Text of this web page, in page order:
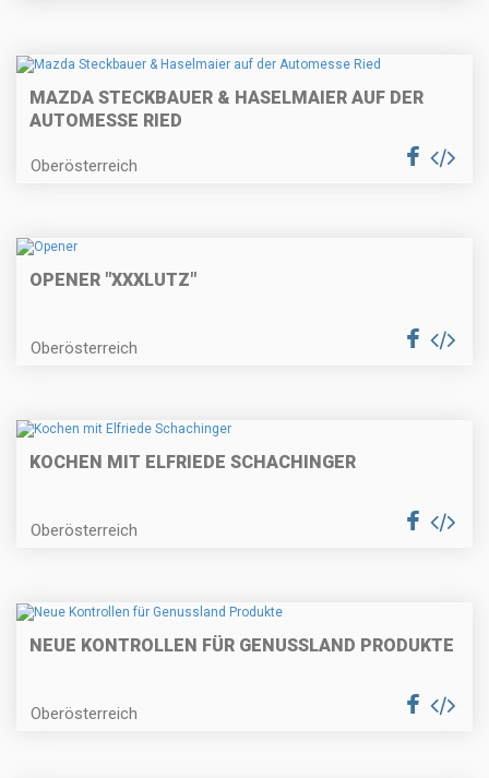
MAZDA STECKBAUER & HASELMAIER AUF DER
AUTOMESSE RIED
Oberösterreich
OPENER "XXXLUTZ"
Oberösterreich
KOCHEN MIT ELFRIEDE SCHACHINGER
Oberösterreich
NEUE KONTROLLEN FÜR GENUSSLAND PRODUKTE
Oberösterreich